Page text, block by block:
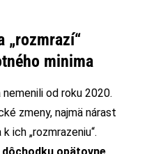
„rozmrazí“
minima
od roku 2020.
zmeny, najmä nárast
ich „rozmrazeniu“.
opätovne